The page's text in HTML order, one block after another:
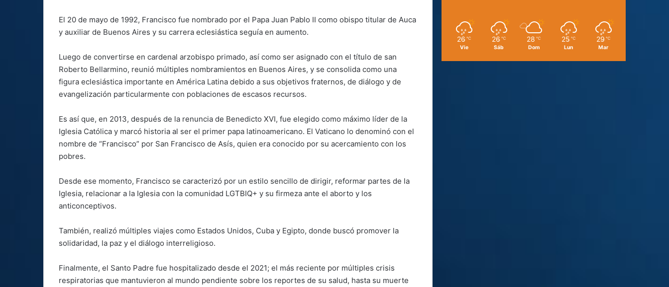
El 20 de mayo de 1992, Francisco fue nombrado por el Papa Juan Pablo II como obispo titular de Auca
y auxiliar de Buenos Aires y su carrera eclesiástica seguía en aumento.
Luego de convertirse en cardenal arzobispo primado, así como ser asignado con el título de san
Roberto Bellarmino, reunió múltiples nombramientos en Buenos Aires, y se consolida como una
figura eclesiástica importante en América Latina debido a sus objetivos fraternos, de diálogo y de
evangelización particularmente con poblaciones de escasos recursos.
Es así que, en 2013, después de la renuncia de Benedicto XVI, fue elegido como máximo líder de la
Iglesia Católica y marcó historia al ser el primer papa latinoamericano. El Vaticano lo denominó con el
nombre de “Francisco” por San Francisco de Asís, quien era conocido por su acercamiento con los
pobres.
Desde ese momento, Francisco se caracterizó por un estilo sencillo de dirigir, reformar partes de la
Iglesia, relacionar a la Iglesia con la comunidad LGTBIQ+ y su firmeza ante el aborto y los
anticonceptivos.
También, realizó múltiples viajes como Estados Unidos, Cuba y Egipto, donde buscó promover la
solidaridad, la paz y el diálogo interreligioso.
Finalmente, el Santo Padre fue hospitalizado desde el 2021; el más reciente por múltiples crisis
respiratorias que mantuvieron al mundo pendiente sobre los reportes de su salud, hasta su muerte
26 ℃
Vie
26 ℃
Sáb
28 ℃
Dom
25 ℃
Lun
29 ℃
Mar